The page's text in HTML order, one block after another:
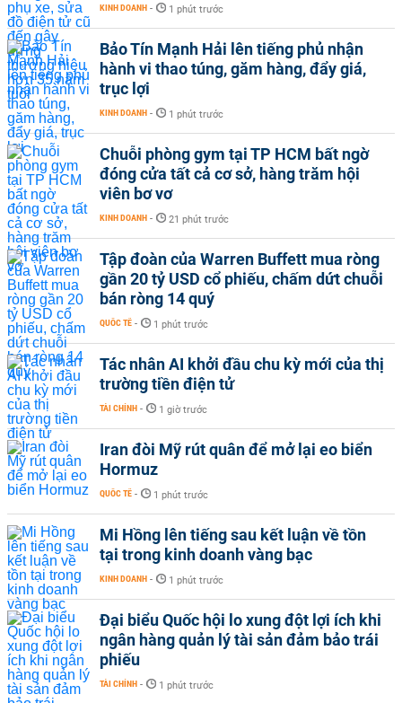
KINH DOANH - 1 phút trước
Bảo Tín Mạnh Hải lên tiếng phủ nhận
hành vi thao túng, găm hàng, đẩy giá,
trục lợi
KINH DOANH - 1 phút trước
Chuỗi phòng gym tại TP HCM bất ngờ
đóng cửa tất cả cơ sở, hàng trăm hội
viên bơ vơ
KINH DOANH - 21 phút trước
Tập đoàn của Warren Buffett mua ròng
gần 20 tỷ USD cổ phiếu, chấm dứt chuỗi
bán ròng 14 quý
QUỐC TẾ - 1 phút trước
Tác nhân AI khởi đầu chu kỳ mới của thị
trường tiền điện tử
TÀI CHÍNH - 1 giờ trước
Iran đòi Mỹ rút quân để mở lại eo biển
Hormuz
QUỐC TẾ - 1 phút trước
Mi Hồng lên tiếng sau kết luận về tồn
tại trong kinh doanh vàng bạc
KINH DOANH - 1 phút trước
Đại biểu Quốc hội lo xung đột lợi ích khi
ngân hàng quản lý tài sản đảm bảo trái
phiếu
TÀI CHÍNH - 1 phút trước